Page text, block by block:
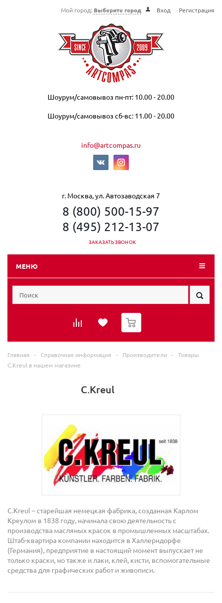
Мой город: Выберите город Вход Регистрация
Шоурум/самовывоз пн-пт: 10.00 - 20.00
Шоурум/самовывоз сб-вс: 11.00 - 20.00
info@artcompas.ru
г. Москва, ул. Автозаводская 7
8 (800) 500-15-97
8 (495) 212-13-07
ЗАКАЗАТЬ ЗВОНОК
МЕНЮ
0
Главная - Справочная информация - Производители -
Товары
C.Kreul в нашем магазине
C.Kreul
C.Kreul – старейшая немецкая фабрика, созданная Карлом
Креулом в 1838 году, начинала свою деятельность с
производства масляных красок в промышленных масштабах.
Штаб-квартира компании находится в Халлерндорфе
(Германия), предприятие в настоящий момент выпускает не
только краски, но также и лаки, клей, кисти, вспомогательные
средства для графических работ и живописи.